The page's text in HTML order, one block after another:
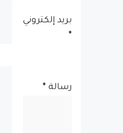
بريد إلكتروني
*
رسالة *